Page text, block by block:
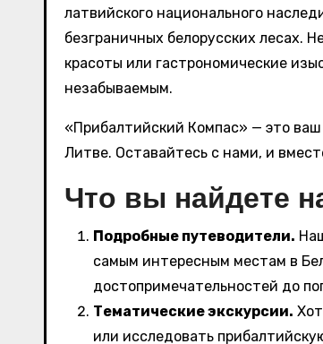
латвийского национального
безграничных белорусских лесах.
красоты или гастрономические
незабываемым.
«Прибалтийский Компас» — это
Литве. Оставайтесь с нами, и
Что вы найдете
Подробные путеводители.
самым интересным местам в
достопримечательностей до
Тематические экскурсии.
или исследовать